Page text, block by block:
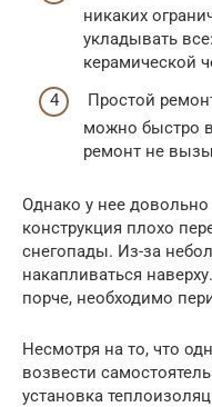
никаких
укладывать
керамической
Простой
можно быстро
ремонт не
Однако у нее
конструкция плохо
снегопады. Из-за
накапливаться
порче, необходимо
Несмотря на то, что
возвести
установка